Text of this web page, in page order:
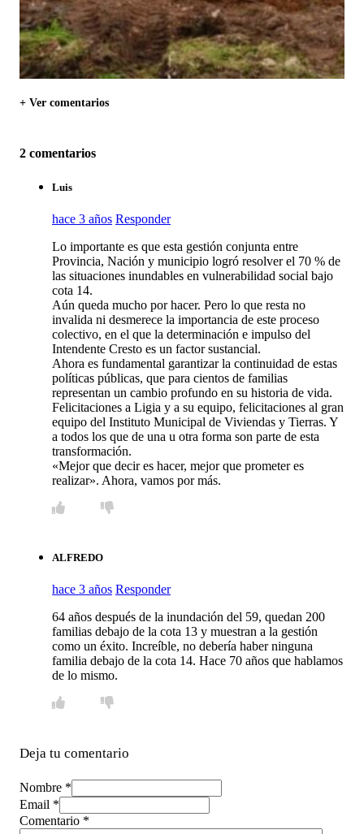
+ Ver comentarios
2 comentarios
Luis
hace 3 años Responder
Lo importante es que esta gestión conjunta entre
Provincia, Nación y municipio logró resolver el 70 % de
las situaciones inundables en vulnerabilidad social bajo
cota 14.
Aún queda mucho por hacer. Pero lo que resta no
invalida ni desmerece la importancia de este proceso
colectivo, en el que la determinación e impulso del
Intendente Cresto es un factor sustancial.
Ahora es fundamental garantizar la continuidad de estas
políticas públicas, que para cientos de familias
representan un cambio profundo en su historia de vida.
Felicitaciones a Ligia y a su equipo, felicitaciones al gran
equipo del Instituto Municipal de Viviendas y Tierras. Y
a todos los que de una u otra forma son parte de esta
transformación.
«Mejor que decir es hacer, mejor que prometer es
realizar». Ahora, vamos por más.
ALFREDO
hace 3 años Responder
64 años después de la inundación del 59, quedan 200
familias debajo de la cota 13 y muestran a la gestión
como un éxito. Increíble, no debería haber ninguna
familia debajo de la cota 14. Hace 70 años que hablamos
de lo mismo.
Deja tu comentario
Nombre *
Email *
Comentario *